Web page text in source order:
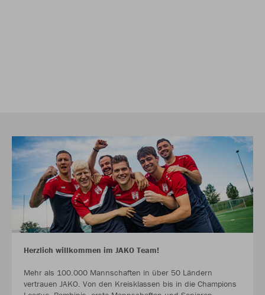
Herzlich willkommen im JAKO Team!
Mehr als 100.000 Mannschaften in über 50 Ländern
vertrauen JAKO. Von den Kreisklassen bis in die Champions